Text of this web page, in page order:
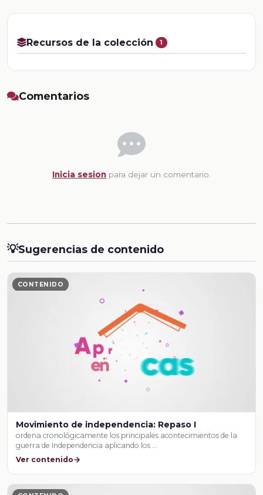
Recursos de la colección 1
Comentarios
Inicia sesion para dejar un comentario.
💡Sugerencias de contenido
CONTENIDO
Movimiento de independencia: Repaso I
ordena cronológicamente los principales acontecimientos de la
guerra de Independencia aplicando los …
Ver contenido